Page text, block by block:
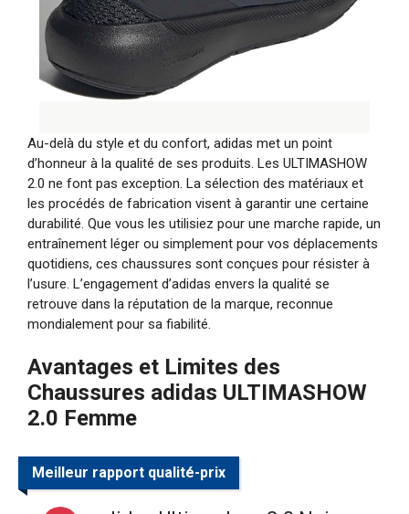
Au-delà du style et du confort, adidas met un point
d’honneur à la qualité de ses produits. Les ULTIMASHOW
2.0 ne font pas exception. La sélection des matériaux et
les procédés de fabrication visent à garantir une certaine
durabilité. Que vous les utilisiez pour une marche rapide, un
entraînement léger ou simplement pour vos déplacements
quotidiens, ces chaussures sont conçues pour résister à
l’usure. L’engagement d’adidas envers la qualité se
retrouve dans la réputation de la marque, reconnue
mondialement pour sa fiabilité.
Avantages et Limites des
Chaussures adidas ULTIMASHOW
2.0 Femme
Meilleur rapport qualité-prix